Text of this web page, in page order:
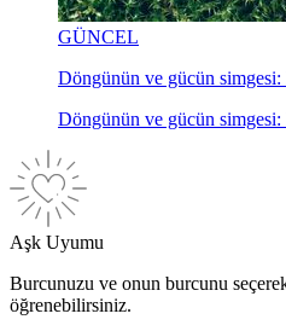
GÜNCEL
Döngünün ve gücün
Döngünün ve gücün
Aşk Uyumu
Burcunuzu ve onun burcunu
öğrenebilirsiniz.